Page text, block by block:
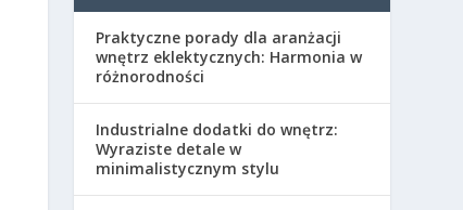
Praktyczne porady dla aranżacji
wnętrz eklektycznych: Harmonia w
różnorodności
Industrialne dodatki do wnętrz:
Wyraziste detale w
minimalistycznym stylu